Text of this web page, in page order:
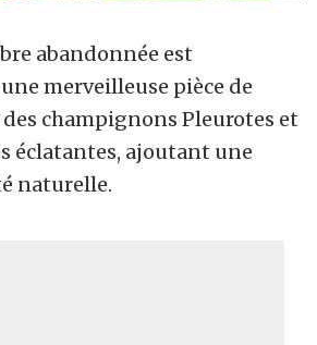
abandonnée est
merveilleuse pièce de
champignons Pleurotes et
éclatantes, ajoutant une
naturelle.